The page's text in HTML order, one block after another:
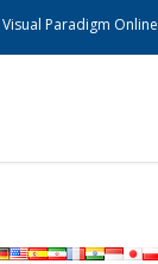
Visual Paradigm Online